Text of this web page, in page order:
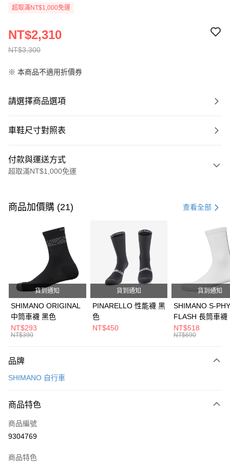
超取滿NT$1,000免運
NT$3,300
NT$2,310
※ 本商品不適用折價券
請選擇商品選項
車鞋尺寸對照表
付款與運送方式
超取滿NT$1,000免運
信用卡一次付款
3 期 0 利率 每期 21家銀行
合作金庫商業銀行
第一商業銀行
華南商業銀行
彰化商業銀行
上海商業儲蓄銀行
台北富邦商業銀行
國泰世華商業銀行
兆豐國際商業銀行
台中商業銀行
匯豐（台灣）商業銀行
華泰商業銀行
聯邦商業銀行
元大商業銀行
台灣樂天信用卡公司
6 期 0 利率 每期
合作金庫商業銀行
第一商業銀行
華南商業銀行
彰化商業銀行
上海商業儲蓄銀行
台北富邦商業銀行
國泰世華商業銀行
兆豐國際商業銀行
臺灣中小企業銀行
匯豐（台灣）商業銀行
聯邦商業銀行
玉山商業銀行
台灣樂天信用卡公司
LINE Pay
Apple Pay
悠遊付
Google Pay
每筆NT$100，滿NT$1,000(含以上)免運費
每筆NT$100，滿NT$1,000(含以上)免運費
商品加價購 (21) 查看全部
貨到通知
SHIMANO ORIGINAL
中筒車襪 黑色
NT$293
NT$390
貨到通知
PINARELLO 性能襪 黑
色
NT$450
貨到通知
SHIMANO S-
FLASH 長筒車襪
NT$518
NT$690
品牌
SHIMANO 自行車
商品特色
商品編號
9304769
商品特色